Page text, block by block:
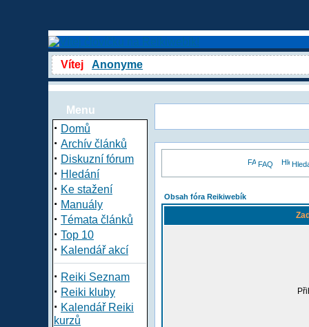
Vítej Anonyme
Menu
· Domů
· Archív článků
· Diskuzní fórum
· Hledání
· Ke stažení
· Manuály
· Témata článků
· Top 10
· Kalendář akcí
· Reiki Seznam
· Reiki kluby
· Kalendář Reiki
kurzů
FAQ
Obsah fóra Reikiwebík